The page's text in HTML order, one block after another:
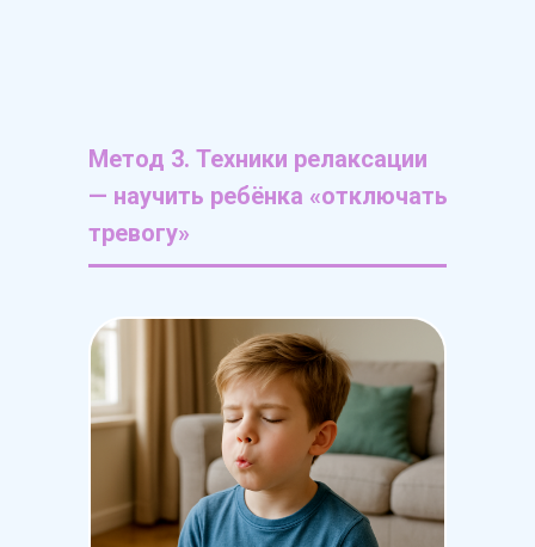
Метод 3. Техники релаксации
— научить ребёнка «отключать
тревогу»